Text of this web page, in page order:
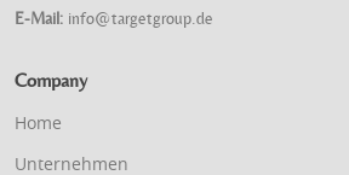
E-Mail: info@targetgroup.de
Company
Home
Unternehmen